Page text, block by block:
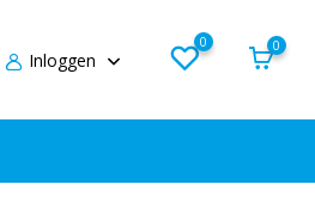
Inloggen
0 0